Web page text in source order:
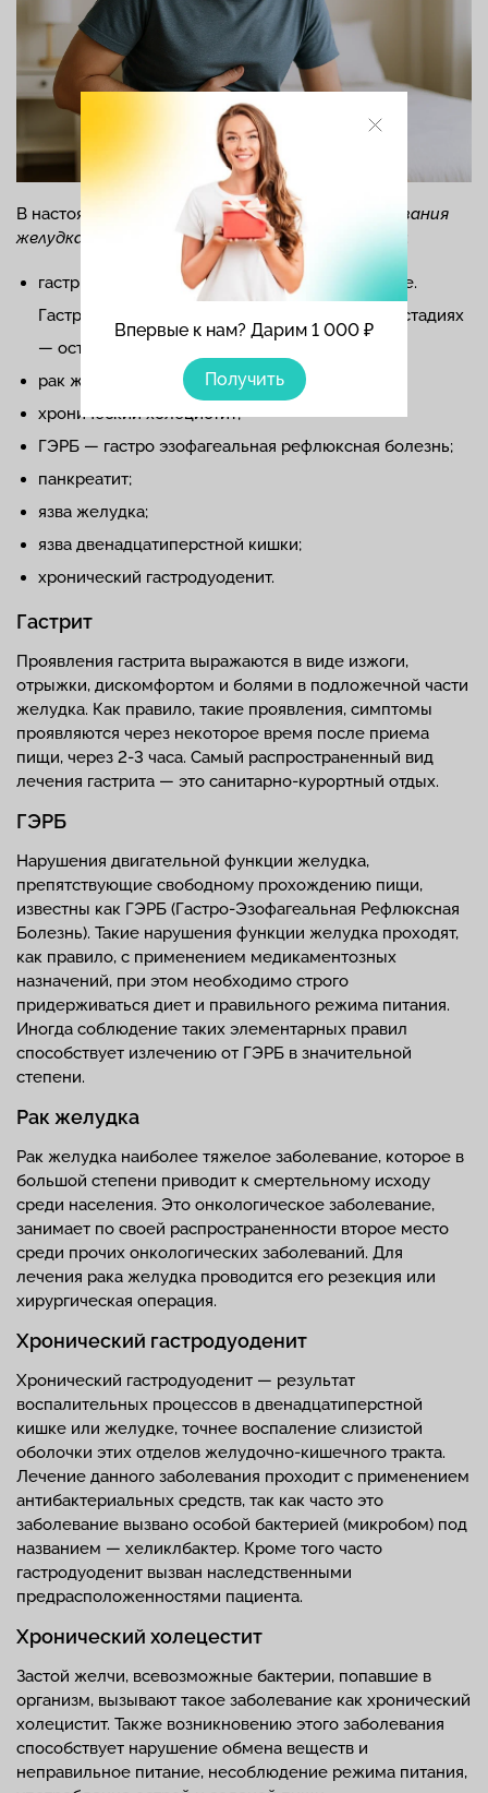
Впервые к нам? Дарим 1 000 ₽
Получить
В настоящее время известны различные
заболевания
желудка
, к ним относятся такие заболевания как:
гастрит, самое распространенное заболевание.
Гастрит проходит по своему развитию в двух стадиях
— острый и хронический;
рак желудка;
хронический холецистит;
ГЭРБ — гастро эзофагеальная рефлюксная болезнь;
панкреатит;
язва желудка;
язва двенадцатиперстной кишки;
хронический гастродуоденит.
Гастрит
Проявления гастрита выражаются в виде изжоги,
отрыжки, дискомфортом и болями в подложечной части
желудка. Как правило, такие проявления, симптомы
проявляются через некоторое время после приема
пищи, через 2-3 часа. Самый распространенный вид
лечения гастрита — это санитарно-курортный отдых.
ГЭРБ
Нарушения двигательной функции желудка,
препятствующие свободному прохождению пищи,
известны как ГЭРБ (Гастро-Эзофагеальная Рефлюксная
Болезнь). Такие нарушения функции желудка проходят,
как правило, с применением медикаментозных
назначений, при этом необходимо строго
придерживаться диет и правильного режима питания.
Иногда соблюдение таких элементарных правил
способствует излечению от ГЭРБ в значительной
степени.
Рак желудка
Рак желудка наиболее тяжелое заболевание, которое в
большой степени приводит к смертельному исходу
среди населения. Это онкологическое заболевание,
занимает по своей распространенности второе место
среди прочих онкологических заболеваний. Для
лечения рака желудка проводится его резекция или
хирургическая операция.
Хронический гастродуоденит
Хронический гастродуоденит — результат
воспалительных процессов в двенадцатиперстной
кишке или желудке, точнее воспаление слизистой
оболочки этих отделов желудочно-кишечного тракта.
Лечение данного заболевания проходит с применением
антибактериальных средств, так как часто это
заболевание вызвано особой бактерией (микробом) под
названием — хеликлбактер. Кроме того часто
гастродуоденит вызван наследственными
предрасположенностями пациента.
Хронический холецестит
Застой желчи, всевозможные бактерии, попавшие в
организм, вызывают такое заболевание как хронический
холецистит. Также возникновению этого заболевания
способствует нарушение обмена веществ и
неправильное питание, несоблюдение режима питания,